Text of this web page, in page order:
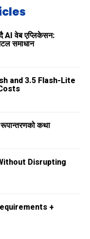
AI वेब एप्लिकेसन:
समाधान
and 3.5 Flash-Lite
रूपान्तरणको कथा
Disrupting
+